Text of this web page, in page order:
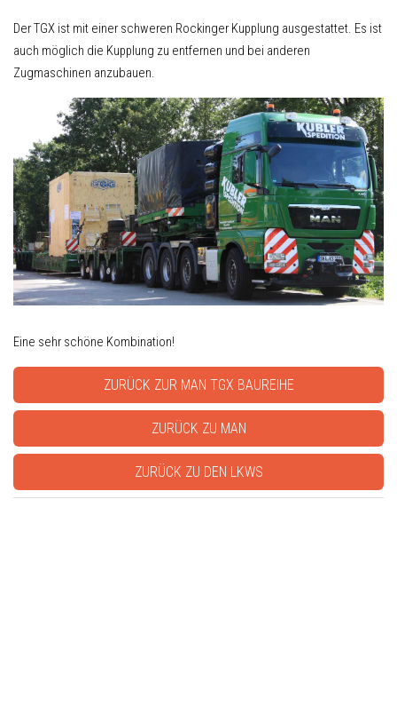
Der TGX ist mit einer schweren Rockinger Kupplung ausgestattet. Es ist
auch möglich die Kupplung zu entfernen und bei anderen
Zugmaschinen anzubauen.
Eine sehr schöne Kombination!
ZURÜCK ZUR MAN TGX BAUREIHE
ZURÜCK ZU MAN
ZURÜCK ZU DEN LKWS